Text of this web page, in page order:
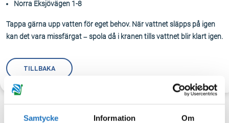
Samtycke Information Om
Norra Eksjövägen 1-8
Tappa gärna upp vatten för eget behov. När vattnet släpps på igen
kan det vara missfärgat – spola då i kranen tills vattnet blir klart igen.
TILLBAKA